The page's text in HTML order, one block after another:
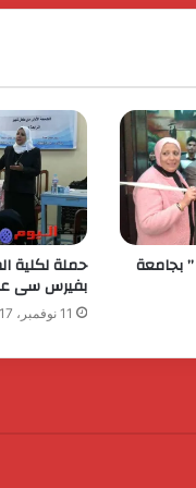
بجامعة حملة لكلية
بفيرس سى على 306
11 نوفمبر، 2017